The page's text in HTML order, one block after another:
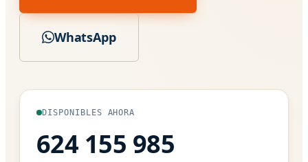
WhatsApp
DISPONIBLES AHORA
624 155 985